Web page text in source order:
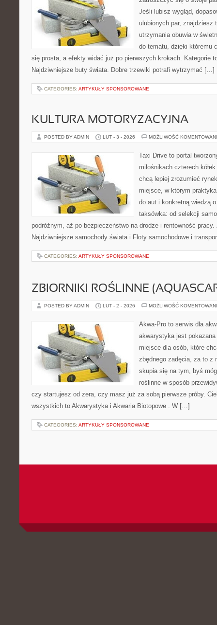
Jeśli lubisz wygląd,
ulubionych par, znajdziesz
utrzymania obuwia w
do tematu, dzięki któremu
się prosta, a efekty widać już po pierwszych krokach. Kategorie
Najdziwniejsze buty świata. Dobre trzewiki potrafi wytrzymać […]
CATEGORIES: ARTYKUŁY SPONSOROWANE
KULTURA MOTORYZACYJNA
POSTED BY ADMIN LUT - 3 - 2026 MOŻLIWOŚĆ
Taxi Drive to portal
miłośnikach czterech
chcą lepiej zrozumieć
miejsce, w którym
do aut i konkretną wiedzą
taksówka: od selekcji
podróżnym, aż po bezpieczeństwo na drodze i rentowność
Najdziwniejsze samochody świata i Floty samochodowe i
CATEGORIES: ARTYKUŁY SPONSOROWANE
ZBIORNIKI ROŚLINNE
POSTED BY ADMIN LUT - 2 - 2026 MOŻLIWOŚĆ
Akwa-Pro to serwis dla
akwarystyka jest
miejsce dla osób, które
zbędnego zadęcia, za to z
skupia się na tym, byś
roślinne w sposób
czy startujesz od zera, czy masz już za sobą pierwsze próby.
wszystkich to Akwarystyka i Akwaria Biotopowe . W […]
CATEGORIES: ARTYKUŁY SPONSOROWANE